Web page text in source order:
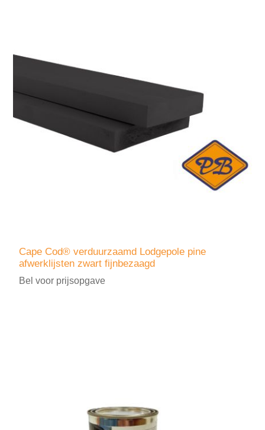
Cape Cod® verduurzaamd Lodgepole pine
afwerklijsten zwart fijnbezaagd
Bel voor prijsopgave